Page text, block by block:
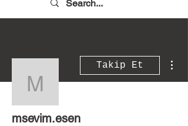
msevim.esen
Takip Et
msevim.esen